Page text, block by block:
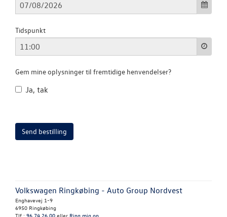
TILBEHØR
Tidspunkt
Gem mine oplysninger til fremtidige henvendelser?
Ja, tak
Volkswagen Ringkøbing - Auto Group Nordvest
Enghavevej 1-9
6950 Ringkøbing
Tlf.: 96 74 26 00 eller Ring mig op